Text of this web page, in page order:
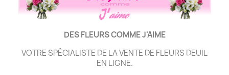
DES FLEURS COMME J'AIME
VOTRE SPÉCIALISTE DE LA VENTE DE FLEURS DEUIL
EN LIGNE.